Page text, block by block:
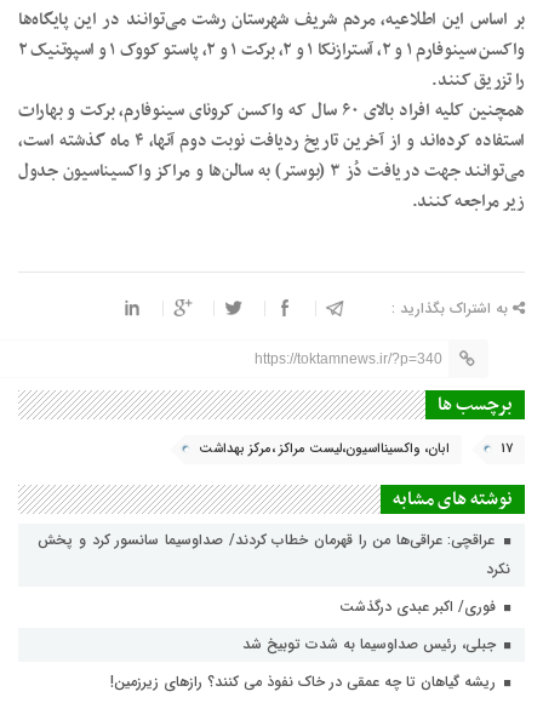
بر اساس این اطلاعیه، مردم شریف شهرستان رشت می‌توانند در این پایگاه‌ها
واکسن سینوفارم ۱ و ۲، آسترازنکا ۱ و ۲، برکت ۱ و ۲، پاستو کووک ۱ و اسپوتنیک ۲
را تزریق کنند.
همچنین کلیه افراد بالای ۶۰ سال که واکسن کرونای سینوفارم، برکت و بهارات
استفاده کرده‌اند و از آخرین تاریخ ردیافت نوبت دوم آنها، ۴ ماه گذشته است،
می‌توانند جهت دریافت دُز ۳ (بوستر) به سالن‌ها و مراکز واکسیناسیون جدول
زیر مراجعه کنند.
به اشتراک بگذارید :
https://toktamnews.ir/?p=340
برچسب ها
17 ابان، واکسینااسیون،لیست مراکز ،مرکز بهداشت
نوشته های مشابه
عراقچی: عراقی‌ها من را قهرمان خطاب کردند/ صداوسیما سانسور کرد و پخش
نکرد
فوری/ اکبر عبدی درگذشت
جبلی، رئیس صداوسیما به شدت توبیخ شد
ریشه گیاهان تا چه عمقی در خاک نفوذ می کنند؟ رازهای زیرزمین!